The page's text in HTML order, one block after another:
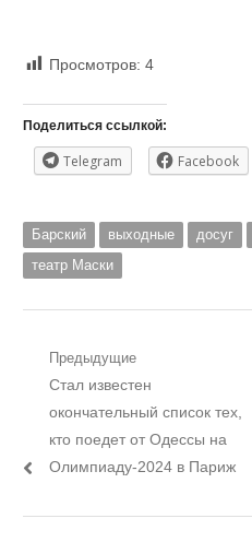
Просмотров: 4
Поделиться ссылкой:
Telegram Facebook
Барский выходные досуг
театр Маски
Навигация
записям
Предыдущие
Предыдущий
пост:
Стал известен
окончательный список тех,
кто поедет от Одессы на
Олимпиаду-2024 в Париж